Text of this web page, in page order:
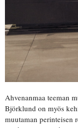
Ahvenanmaa teeman
Björklund on myös
muutaman perinteisen